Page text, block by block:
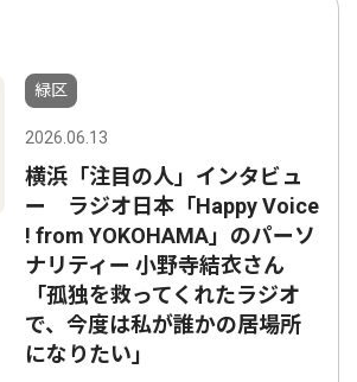
緑区
2026.06.13
横浜「注目の人」インタビュ
ー ラジオ日本「Happy Voice
! from YOKOHAMA」のパーソ
ナリティー 小野寺結衣さん
「孤独を救ってくれたラジオ
で、今度は私が誰かの居場所
になりたい」